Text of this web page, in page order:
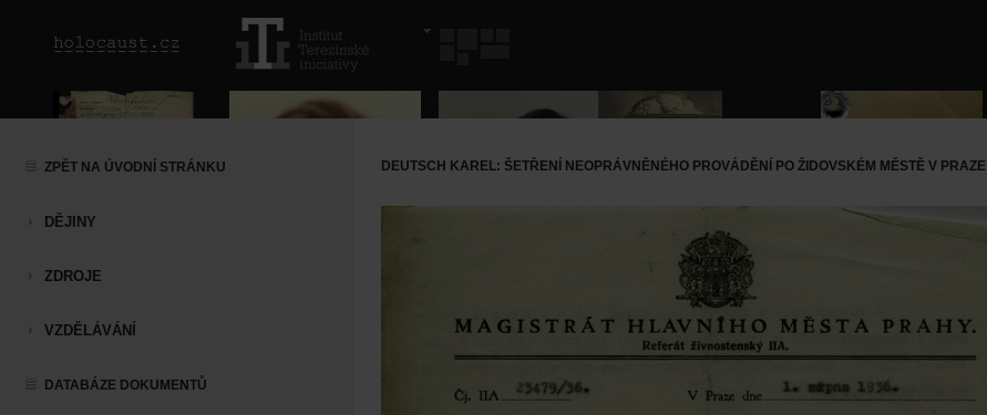
ZPĚT NA ÚVODNÍ STRÁNKU
DĚJINY
ZDROJE
VZDĚLÁVÁNÍ
DATABÁZE DOKUMENTŮ
DEUTSCH KAREL: ŠETŘENÍ NEOPRÁVNĚNÉHO PROVÁDĚNÍ PO ŽIDOVSKÉM MĚSTĚ V PRAZE